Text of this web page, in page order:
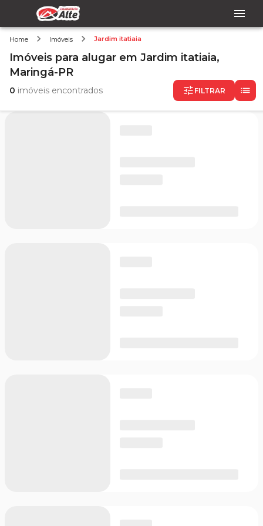
Home Imóveis Jardim itatiaia
Imóveis para alugar em Jardim itatiaia,
Maringá-PR
0 imóveis encontrados FILTRAR